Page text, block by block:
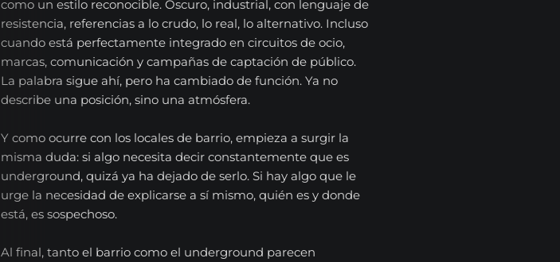
Español
English
como un estilo reconocible. Oscuro, industrial, con lenguaje de
resistencia, referencias a lo crudo, lo real, lo alternativo. Incluso
cuando está perfectamente integrado en circuitos de ocio,
marcas, comunicación y campañas de captación de público.
La palabra sigue ahí, pero ha cambiado de función. Ya no
describe una posición, sino una atmósfera.
Y como ocurre con los locales de barrio, empieza a surgir la
misma duda: si algo necesita decir constantemente que es
underground, quizá ya ha dejado de serlo. Si hay algo que le
urge la necesidad de explicarse a sí mismo, quién es y donde
está, es sospechoso.
Al final, tanto el barrio como el underground parecen